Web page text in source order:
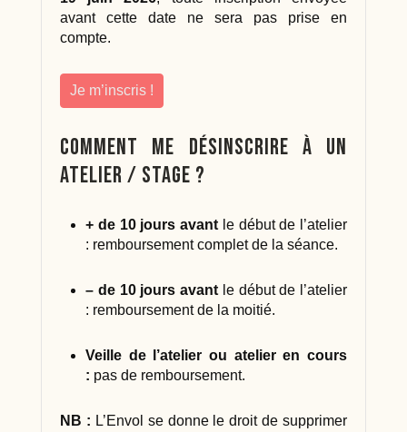
avant cette date ne sera pas prise en
compte.
Je m’inscris !
Comment me désinscrire à un
atelier / stage ?
+ de 10 jours avant le début de l’atelier
: remboursement complet de la séance.
– de 10 jours avant le début de l’atelier
: remboursement de la moitié.
Veille de l’atelier ou atelier en cours
: pas de remboursement.
NB : L’Envol se donne le droit de supprimer